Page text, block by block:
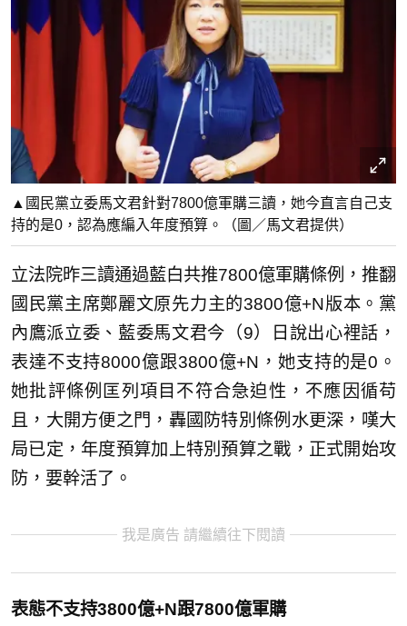
▲國民黨立委馬文君針對7800億軍購三讀，她今直言自己支
持的是0，認為應編入年度預算。（圖／馬文君提供）
立法院昨三讀通過藍白共推7800億軍購條例，推翻
國民黨主席鄭麗文原先力主的3800億+N版本。黨
內鷹派立委、藍委馬文君今（9）日說出心裡話，
表達不支持8000億跟3800億+N，她支持的是0。
她批評條例匡列項目不符合急迫性，不應因循苟
且，大開方便之門，轟國防特別條例水更深，嘆大
局已定，年度預算加上特別預算之戰，正式開始攻
防，要幹活了。
我是廣告 請繼續往下閱讀
表態不支持3800億+N跟7800億軍購